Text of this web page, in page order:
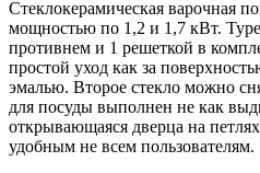
Стеклокерамическая варочная
мощностью по 1,2 и 1,7 кВт.
противнем и 1 решеткой в
простой уход как за
эмалью. Второе стекло можно
для посуды выполнен не как
открывающаяся дверца на
удобным не всем пользователям.